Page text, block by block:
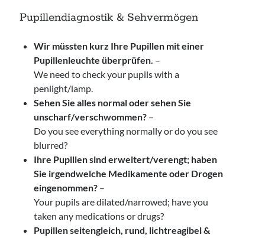
Pupillendiagnostik & Sehvermögen
Wir müssten kurz Ihre Pupillen mit einer
Pupillenleuchte überprüfen. –
We need to check your pupils with a
penlight/lamp.
Sehen Sie alles normal oder sehen Sie
unscharf/verschwommen? –
Do you see everything normally or do you see
blurred?
Ihre Pupillen sind erweitert/verengt; haben
Sie irgendwelche Medikamente oder Drogen
eingenommen? –
Your pupils are dilated/narrowed; have you
taken any medications or drugs?
Pupillen seitengleich, rund, lichtreagibel &